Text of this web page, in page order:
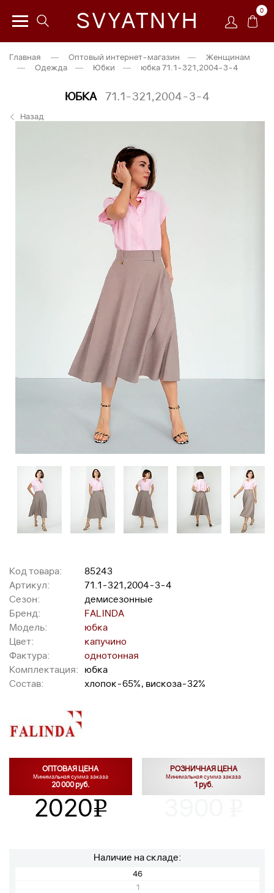
SVYATNYH 0
Главная — Оптовый интернет-магазин —
Женщинам
—
Одежда — Юбки — юбка 71.1-321,2004-3-4
ЮБКА 71.1-321,2004-3-4
Назад
Код товара:
85243
Артикул:
71.1-321,2004-3-4
Сезон:
демисезонные
Бренд:
FALINDA
Модель:
юбка
Цвет:
капучино
Фактура:
однотонная
Комплектация:
юбка
Состав:
хлопок-65%, вискоза-32%
ОПТОВАЯ ЦЕНА
Минимальная сумма заказа
20 000 руб.
2020v
РОЗНИЧНАЯ ЦЕНА
Минимальная сумма заказа
1 руб.
Наличие на складе:
46
1